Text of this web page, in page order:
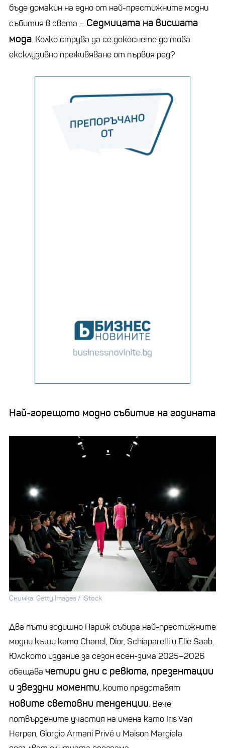
бъде домакин на едно от най-престижните модни
събития в света – Седмицата на висшата
мода. Колко струва да се докоснете до това
ексклузивно преживяване от първия ред?
Най-горещото модно събитие на годината
Снимка: Getty Images / iStock
Два пъти годишно Париж събира най-престижните
модни къщи като Chanel, Dior, Schiaparelli и Elie Saab.
Юлското издание за сезон есен-зима 2025–2026
обещава четири дни с ревюта, презентации
и звездни моменти, които представят
новите световни тенденции. Вече
потвърдените участия на имена като Iris Van
Herpen, Giorgio Armani Privé и Maison Margiela